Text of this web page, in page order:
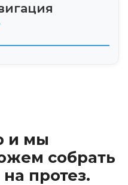
от госпиталя
и мы
собрать
протез.